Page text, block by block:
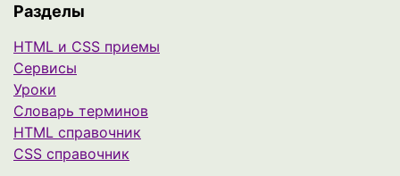
Разделы
HTML и CSS приемы
Сервисы
Уроки
Cловарь терминов
HTML справочник
CSS справочник